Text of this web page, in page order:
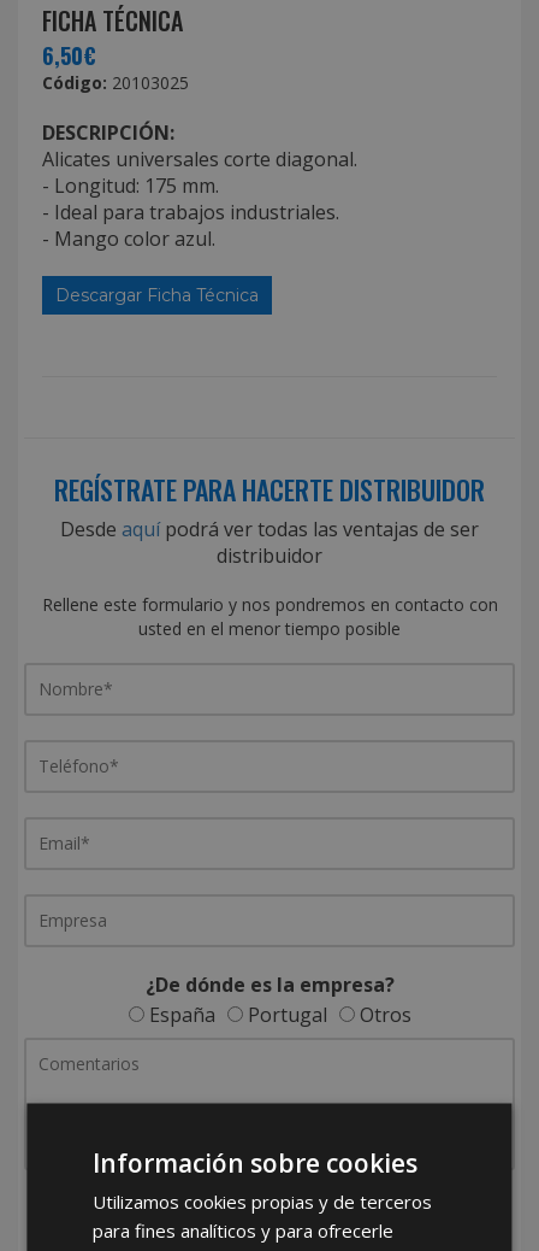
FICHA TÉCNICA
6,50€
Código: 20103025
DESCRIPCIÓN:
Alicates universales corte diagonal.
- Longitud: 175 mm.
- Ideal para trabajos industriales.
- Mango color azul.
Descargar Ficha Técnica
REGÍSTRATE PARA HACERTE DISTRIBUIDOR
Desde aquípodrá ver todas las ventajas de ser
distribuidor
Rellene este formulario y nos pondremos en contacto con
usted en el menor tiempo posible
¿De dónde es la empresa?
España
Portugal Otros
He leído y acepto laPolítica de Privacidad
Información sobre cookies
Utilizamos cookies propias y de terceros
para fines analíticos y para ofrecerle